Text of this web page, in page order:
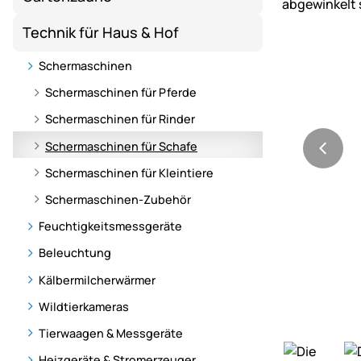
Technik für Haus & Hof
Schermaschinen
Schermaschinen für Pferde
Schermaschinen für Rinder
Schermaschinen für Schafe
Schermaschinen für Kleintiere
Schermaschinen-Zubehör
Feuchtigkeitsmessgeräte
Beleuchtung
Kälbermilcherwärmer
Wildtierkameras
Tierwaagen & Messgeräte